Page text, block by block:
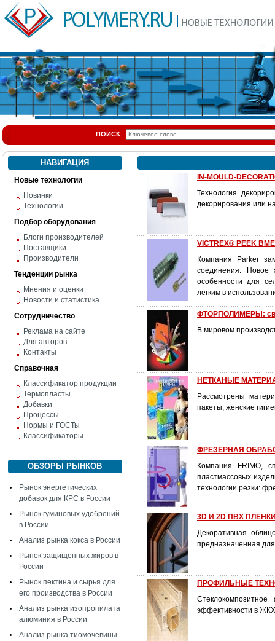
ПОИСК
НАВИГАЦИЯ
Новые технологии
Новинки
Технологии
Подбор оборудования
Блоги производителей
Поставщики
Производители
Тенденции рынка
Мнения и оценки
Новости и статистика
Сотрудничество
Реклама на сайте
Для авторов
Контакты
Справочная
Классификатор продукции
Термопласты
Добавки
Процессы
Нормы и ГОСТы
Классификаторы
ОБЗОРЫ РЫНКОВ
Рынок энергетических
добавок для КРС в России
Рынок гуминовых удобрений
в России
Анализ рынка кокса в России
Рынок защищенных жиров в
России
Рынок пектина и сырья для
его производства в России
Анализ рынка изопропилата
алюминия в России
Анализ рынка тиомочевины
IN-MOULD-
Технология
декорирования или
VICTREX® PEEK
Компания Parker
соединения. Новое
особенности для
легким в
ФТОРПОЛИМЕРЫ:
В мировом
НЕТКАНЫЕ
Рассмотрены
пакеты, женские
ФРЕЗЕРНАЯ
Компания FRIMO,
пластмассовых
технологии резки:
3D И 2D ПВХ
Декоративная
предназначенная
ПРОФИЛЬНЫЕ
эффективности в